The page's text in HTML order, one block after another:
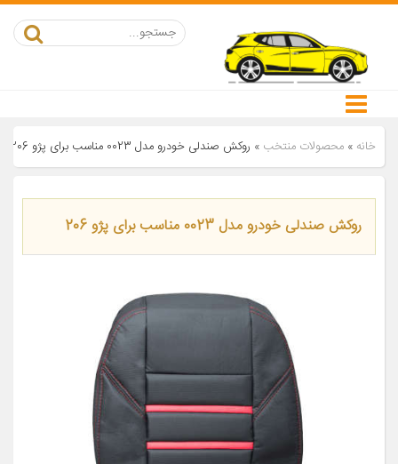
خانه » محصولات منتخب » روکش صندلی خودرو مدل 0023 مناسب برای پژو 206
روکش صندلی خودرو مدل 0023 مناسب برای پژو 206